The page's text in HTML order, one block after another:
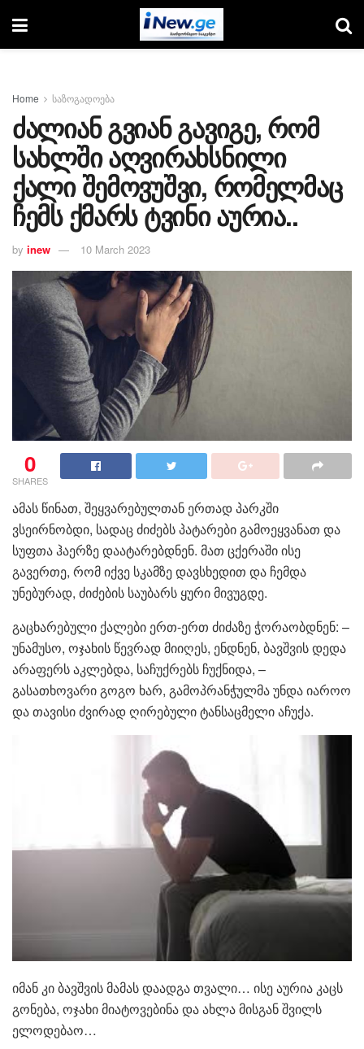
Home საზოგადოება
ძალიან გვიან გავიგე, რომ
სახლში აღვირახსნილი
ქალი შემოვუშვი, რომელმაც
ჩემს ქმარს ტვინი აურია..
by inew 10 March 2023
0
SHARES
ამას წინათ, შეყვარებულთან ერთად პარკში
ვსეირნობდი, სადაც ძიძებს პატარები გამოეყვანათ და
სუფთა ჰაერზე დაატარებდნენ. მათ ცქერაში ისე
გავერთე, რომ იქვე სკამზე დავსხედით და ჩემდა
უნებურად, ძიძების საუბარს ყური მივუგდე.
გაცხარებული ქალები ერთ-ერთ ძიძაზე ჭორაობდნენ: –
უნამუსო, ოჯახის წევრად მიიღეს, ენდნენ, ბავშვის დედა
არაფერს აკლებდა, საჩუქრებს ჩუქნიდა, –
გასათხოვარი გოგო ხარ, გამოპრანჭულმა უნდა იაროო
და თავისი ძვირად ღირებული ტანსაცმელი აჩუქა.
იმან კი ბავშვის მამას დაადგა თვალი… ისე აურია კაცს
გონება, ოჯახი მიატოვებინა და ახლა მისგან შვილს
ელოდებაო…